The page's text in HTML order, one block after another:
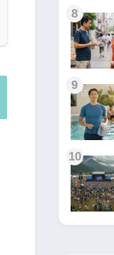
8
9
10